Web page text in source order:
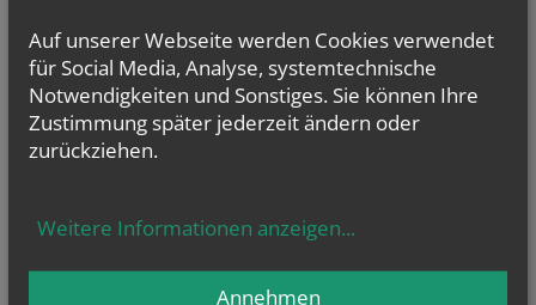
Telefonnummer 0664/88680510
Ereichbarkeit der Seelsorger (für Notfälle)
Pfarre Margarethen am Moos:
Sie wollen uns persönlich kennenlernen?
Auf unserer Webseite werden Cookies verwendet
für Social Media, Analyse, systemtechnische
Notwendigkeiten und Sonstiges. Sie können Ihre
Zustimmung später jederzeit ändern oder
zurückziehen.
Weitere Informationen anzeigen...
Annehmen